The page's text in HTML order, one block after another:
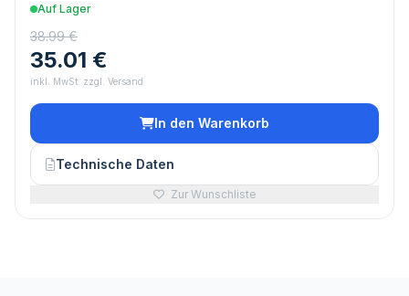
Auf Lager
38.99 €
35.01 €
inkl. MwSt. zzgl. Versand
In den Warenkorb
Technische Daten
Zur Wunschliste